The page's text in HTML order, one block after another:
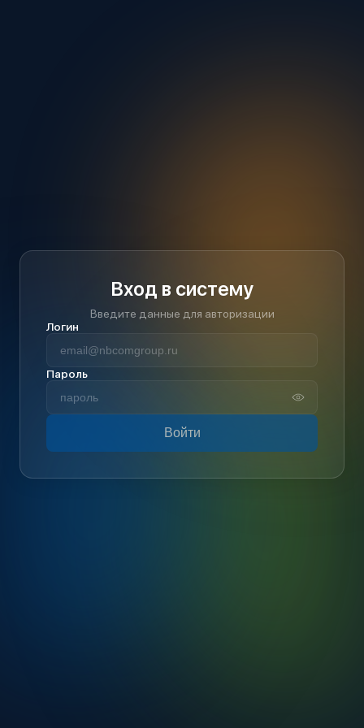
Вход в систему
Введите данные для авторизации
Логин
Пароль
Войти